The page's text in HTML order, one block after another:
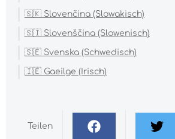
🇸🇰 Slovenčina (Slowakisch)
🇸🇮 Slovenščina (Slowenisch)
🇸🇪 Svenska (Schwedisch)
🇮🇪 Gaeilge (Irisch)
Teilen